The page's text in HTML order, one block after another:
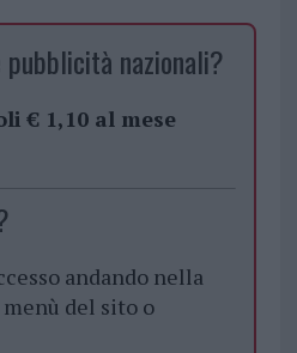
nazionali?
€ 1,10 al mese
andando nella
del sito o